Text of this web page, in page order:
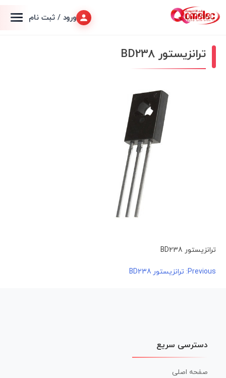
ورود / ثبت نام
ترانزیستور BD238
ترانزیستور BD238
راهبری
Previous: ترانزیستور BD238
دسترسی سریع
صفحه اصلی